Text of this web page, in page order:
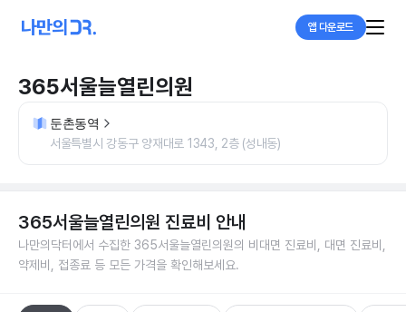
앱 다운로드
365서울늘열린의원
둔촌동역
서울특별시 강동구 양재대로 1343, 2층 (성내동)
365서울늘열린의원 진료비 안내
나만의닥터에서 수집한 365서울늘열린의원의 비대면 진료비, 대면 진료비,
약제비, 접종료 등 모든 가격을 확인해보세요.